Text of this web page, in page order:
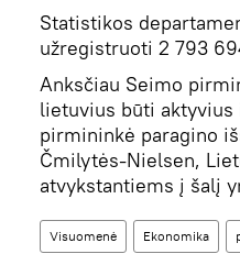
Statistikos
užregistruoti 2 793
Anksčiau Seimo
lietuvius būti
pirmininkė paragino
Čmilytės-Nielsen,
atvykstantiems į šalį
Visuomenė Ekonomika